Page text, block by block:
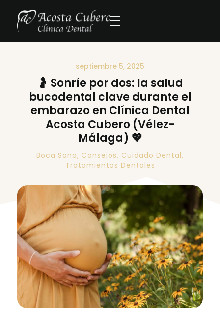
septiembre 5, 2025
🤰 Sonríe por dos: la salud
bucodental clave durante el
embarazo en Clínica Dental
Acosta Cubero (Vélez-
Málaga) 💖
Boca Sana, Consejos, Cuidado Dental,
Tratamientos Dentales